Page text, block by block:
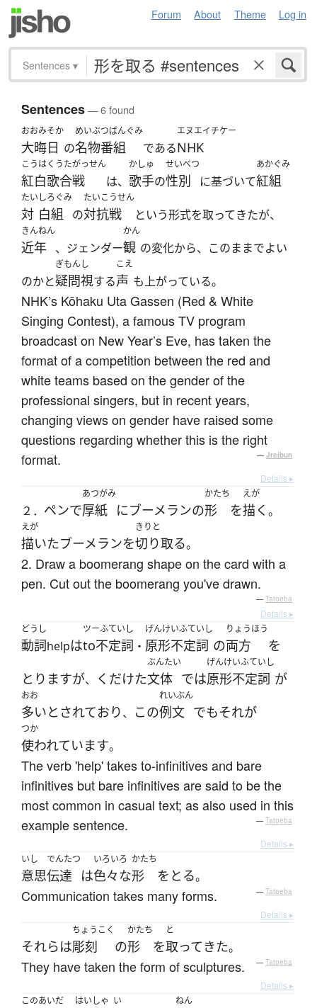
Forum About Theme Log in
Sentences ▾
Sentences— 6 found
おおみそか
大晦日 の
めいぶつばんぐみ
名物番組 である
エヌエイチケー
NHK
こうはくうたがっせん
紅白歌合戦 は、
かしゅ
歌手の
せいべつ
性別 に基づいて
あかぐみ
紅組
たい
対
しろぐみ
白組 の
たいこうせん
対抗戦 という形式を取ってきたが、
きんねん
近年 、ジェンダー
かん
観 の変化から、このままでよい
のかと
ぎもんし
疑問視する
こえ
声 も上がっている。
NHK’s Kōhaku Uta Gassen (Red & White
Singing Contest), a famous TV program
broadcast on New Year’s Eve, has taken the
format of a competition between the red and
white teams based on the gender of the
professional singers, but in recent years,
changing views on gender have raised some
questions regarding whether this is the right
format.
— Jreibun
Details ▸
２． ペンで
あつがみ
厚紙 にブーメランの
かたち
形 を
えが
描く 。
えが
描いたブーメランを
きりと
切り取る。
2. Draw a boomerang shape on the card with a
pen. Cut out the boomerang you've drawn.
— Tatoeba
Details ▸
どうし
動詞helpは
ツーふていし
to不定詞 ・
げんけいふていし
原形不定詞 の
りょうほう
両方
を
とりますが、 くだけた
ぶんたい
文体 では
げんけいふていし
原形不定詞 が
おお
多いとされており、 この
れいぶん
例文 でもそれが
つか
使われています。
The verb 'help' takes to-infinitives and bare
infinitives but bare infinitives are said to be the
most common in casual text; as also used in this
example sentence.
— Tatoeba
Details ▸
いし
意思
でんたつ
伝達 は
いろいろ
色々な
かたち
形 を とる。
Communication takes many forms. — Tatoeba
Details ▸
それらは
ちょうこく
彫刻 の
かたち
形 を
と
取って きた。
They have taken the form of sculptures. — Tatoeba
Details ▸
このあいだ
はいしゃ い ねん